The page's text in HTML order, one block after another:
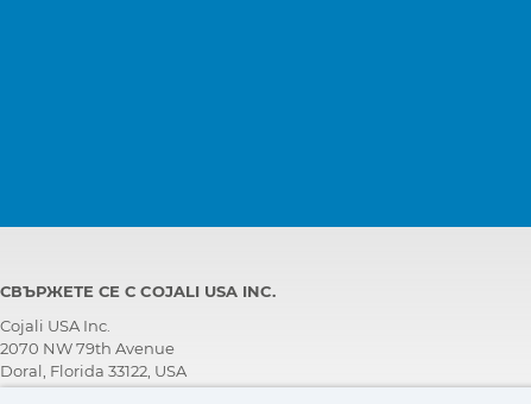
СВЪРЖЕТЕ СЕ С COJALI USA INC.
Cojali USA Inc.
2070 NW 79th Avenue
Doral, Florida 33122, USA